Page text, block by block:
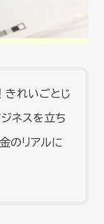
きれいごとじ
ネスを立ち
のリアルに